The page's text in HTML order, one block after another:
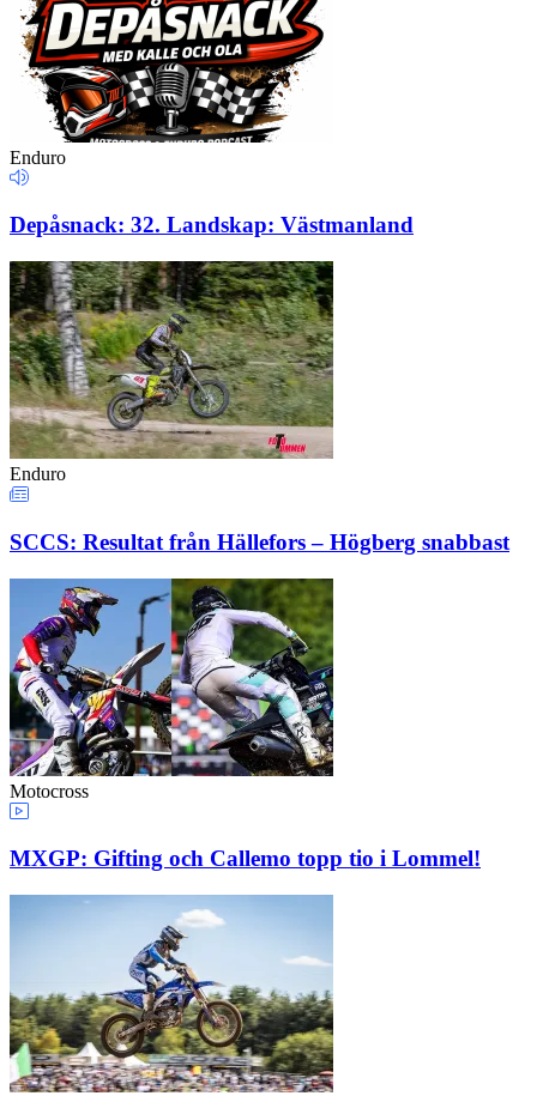
Enduro
Depåsnack: 32. Landskap: Västmanland
Enduro
SCCS: Resultat från Hällefors – Högberg snabbast
Motocross
MXGP: Gifting och Callemo topp tio i Lommel!